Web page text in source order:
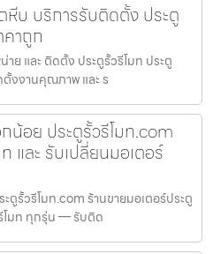
บ บริการรับติดตั้ง ประตู
คาถูก
ย และ ติดตั้ง ประตูรั้วรีโมท ประตู
งงานคุณภาพ และ ร
น้อย ประตูรั้วรีโมท.com
และ รับเปลี่ยนมอเตอร์
ตูรั้วรีโมท.com ร้านขายมอเตอร์ประตู
โมท ทุกรุ่น — รับติด